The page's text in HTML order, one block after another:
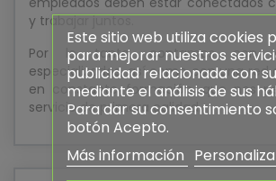
Para nosotros los valores
fundamentales de una empresa.
No sólo porque representan cómo se
Este sitio web utiliza cookies
para mejorar nuestros
publicidad relacionada con
mediante el análisis de sus
Para dar su consentimiento
botón Acepto.
Más información